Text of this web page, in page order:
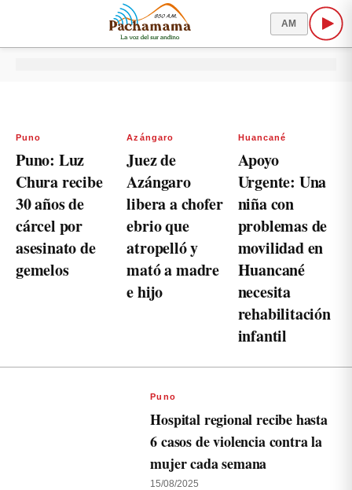
AM
Puno
Puno: Luz
Chura recibe
30 años de
cárcel por
asesinato de
gemelos
Azángaro
Juez de
Azángaro
libera a chofer
ebrio que
atropelló y
mató a madre
e hijo
Huancané
Apoyo
Urgente: Una
niña con
problemas de
movilidad en
Huancané
necesita
rehabilitación
infantil
Puno
Hospital regional recibe hasta
6 casos de violencia contra la
mujer cada semana
15/08/2025